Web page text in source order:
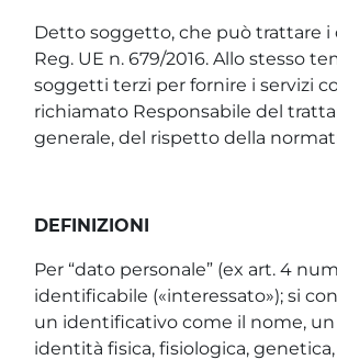
Detto soggetto, che può trattare i
Reg. UE n. 679/2016. Allo stesso
soggetti terzi per fornire i servizi
richiamato Responsabile del
generale, del rispetto della
DEFINIZIONI
Per “dato personale” (ex art. 4
identificabile («interessato»); si
un identificativo come il nome,
identità fisica, fisiologica,